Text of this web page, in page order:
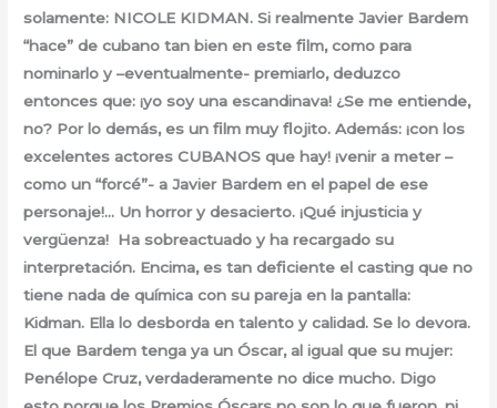
solamente: NICOLE KIDMAN. Si realmente Javier Bardem
“hace” de cubano tan bien en este film, como para
nominarlo y –eventualmente- premiarlo, deduzco
entonces que: ¡yo soy una escandinava! ¿Se me entiende,
no? Por lo demás, es un film muy flojito. Además: ¡con los
excelentes actores CUBANOS que hay! ¡venir a meter –
como un “forcé”- a Javier Bardem en el papel de ese
personaje!… Un horror y desacierto. ¡Qué injusticia y
vergüenza! Ha sobreactuado y ha recargado su
interpretación. Encima, es tan deficiente el casting que no
tiene nada de química con su pareja en la pantalla:
Kidman. Ella lo desborda en talento y calidad. Se lo devora.
El que Bardem tenga ya un Óscar, al igual que su mujer:
Penélope Cruz, verdaderamente no dice mucho. Digo